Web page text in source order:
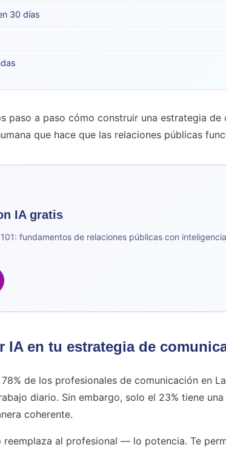
30 días
paso a paso cómo construir una estrategia
que hace que las relaciones públicas
IA gratis
fundamentos de relaciones públicas con
IA en tu estrategia de
de los profesionales de comunicación en
diario. Sin embargo, solo el 23% tiene
coherente.
reemplaza al profesional — lo potencia. Te